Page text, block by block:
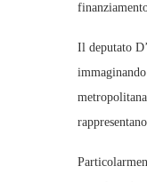
Il deputato